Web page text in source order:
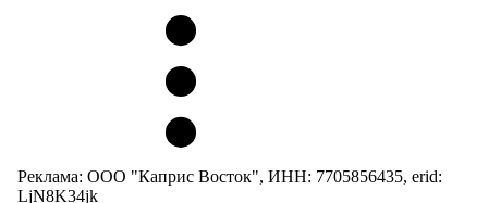
Реклама: ООО "Каприс Восток", ИНН: 7705856435, erid:
LjN8K34jk